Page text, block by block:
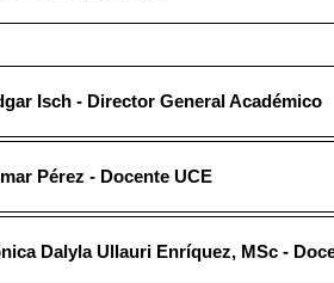
Isch - Director General Académico
Pérez - Docente UCE
Dalyla Ullauri Enríquez, MSc -